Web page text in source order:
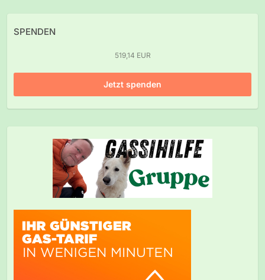
SPENDEN
519,14 EUR
Jetzt spenden